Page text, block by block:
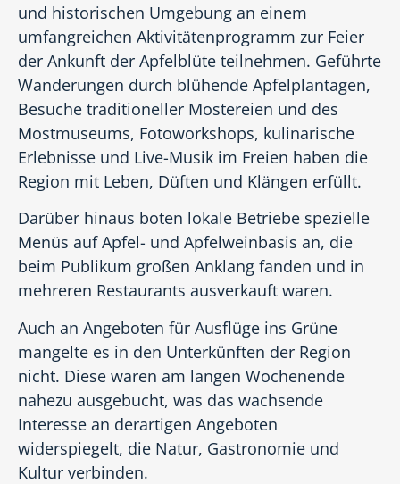
und historischen Umgebung an einem
umfangreichen Aktivitätenprogramm zur Feier
der Ankunft der Apfelblüte teilnehmen. Geführte
Wanderungen durch blühende Apfelplantagen,
Besuche traditioneller Mostereien und des
Mostmuseums, Fotoworkshops, kulinarische
Erlebnisse und Live-Musik im Freien haben die
Region mit Leben, Düften und Klängen erfüllt.
Darüber hinaus boten lokale Betriebe spezielle
Menüs auf Apfel- und Apfelweinbasis an, die
beim Publikum großen Anklang fanden und in
mehreren Restaurants ausverkauft waren.
Auch an Angeboten für Ausflüge ins Grüne
mangelte es in den Unterkünften der Region
nicht. Diese waren am langen Wochenende
nahezu ausgebucht, was das wachsende
Interesse an derartigen Angeboten
widerspiegelt, die Natur, Gastronomie und
Kultur verbinden.